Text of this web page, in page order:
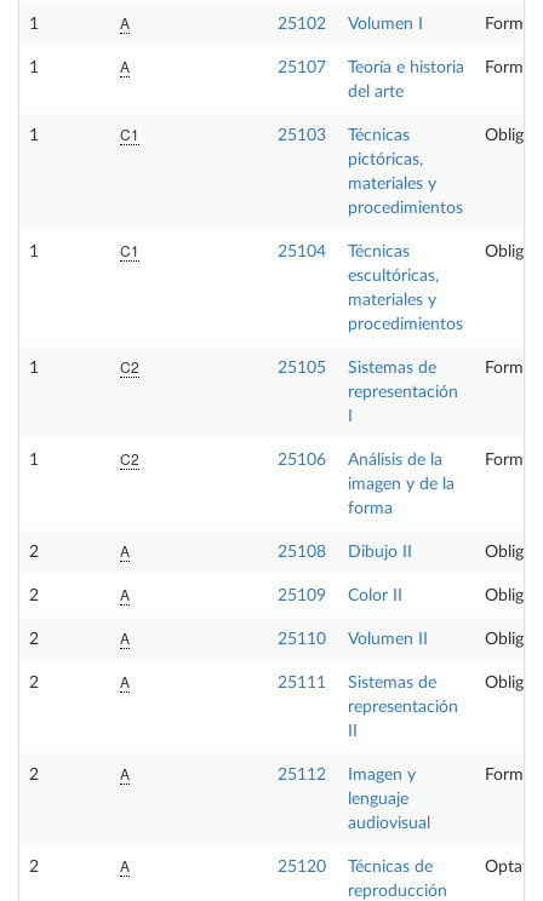
1 A 25102 Volumen I
1 A 25107
Teoría e historia
del arte
1 C1 25103
Técnicas
pictóricas,
materiales y
procedimientos
1 C1 25104
Técnicas
escultóricas,
materiales y
procedimientos
1 C2 25105
Sistemas de
representación
1 C2 25106
Análisis de la
imagen y de la
forma
2 A 25108 Dibujo II
2 A 25109 Color II
2 A 25110 Volumen II
2 A 25111
Sistemas de
representación
2 A 25112
Imagen y
lenguaje
audiovisual
2 A 25120
Técnicas de
reproducción